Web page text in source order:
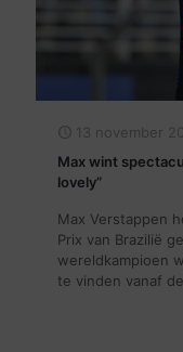
13 november
Max wint
lovely”
Max Verstappen
Prix van Brazilië
wereldkampioen
te vinden vanaf de